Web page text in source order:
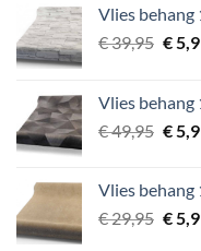
Vlies behang
€39,95
€
€
Vlies behang
€49,95
€
€
Vlies behang
€29,95 €